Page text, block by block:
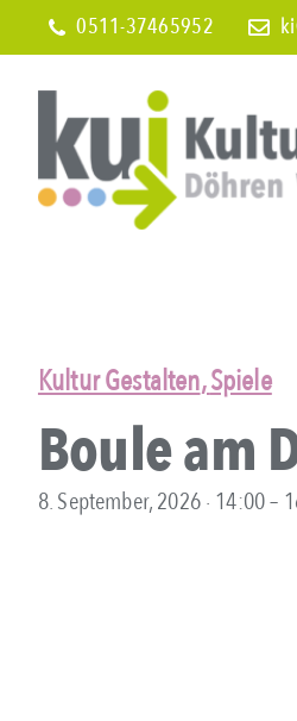
to
0511-37465952
Kultur Gestalten,Spiele
Boule am
8. September, 2026 ∙ 14:00–